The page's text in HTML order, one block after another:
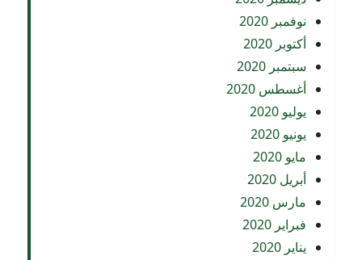
نوفمبر 2020
أكتوبر 2020
سبتمبر 2020
أغسطس 2020
يوليو 2020
يونيو 2020
مايو 2020
أبريل 2020
مارس 2020
فبراير 2020
يناير 2020